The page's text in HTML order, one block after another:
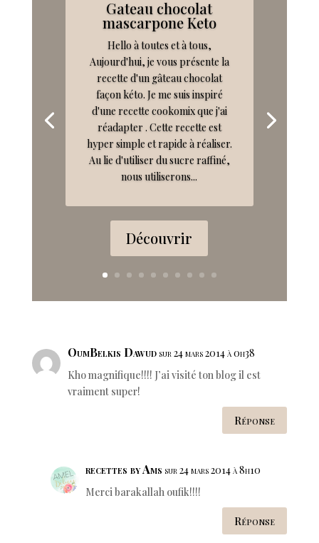
Gateau chocolat
mascarpone Keto
Hello à toutes et à tous,
Aujourd'hui, je vous présente la
recette d'un gâteau chocolat
façon kéto. Je me suis inspiré
d'une recette cookomix que j'ai
réadapter . Cette recette est
hyper simple et rapide à réaliser.
Au lie d'utiliser du sucre raffiné,
nous utiliserons...
Découvrir
OumBelkis Dawud sur 24 mars 2014 à 0h38
Kho magnifique!!!! J’ai visité ton blog il est
vraiment super!
Réponse
recettes by Ams sur 24 mars 2014 à 8h10
Merci barakallah oufik!!!!
Réponse